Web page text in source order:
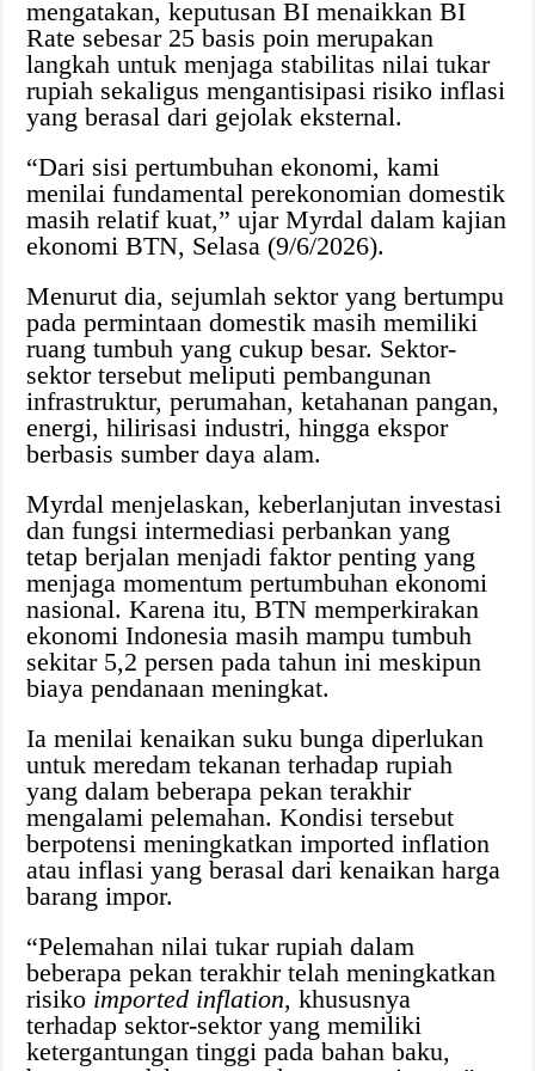
mengatakan, keputusan BI menaikkan BI
Rate sebesar 25 basis poin merupakan
langkah untuk menjaga stabilitas nilai tukar
rupiah sekaligus mengantisipasi risiko inflasi
yang berasal dari gejolak eksternal.
“Dari sisi pertumbuhan ekonomi, kami
menilai fundamental perekonomian domestik
masih relatif kuat,” ujar Myrdal dalam kajian
ekonomi BTN, Selasa (9/6/2026).
Menurut dia, sejumlah sektor yang bertumpu
pada permintaan domestik masih memiliki
ruang tumbuh yang cukup besar. Sektor-
sektor tersebut meliputi pembangunan
infrastruktur, perumahan, ketahanan pangan,
energi, hilirisasi industri, hingga ekspor
berbasis sumber daya alam.
Myrdal menjelaskan, keberlanjutan investasi
dan fungsi intermediasi perbankan yang
tetap berjalan menjadi faktor penting yang
menjaga momentum pertumbuhan ekonomi
nasional. Karena itu, BTN memperkirakan
ekonomi Indonesia masih mampu tumbuh
sekitar 5,2 persen pada tahun ini meskipun
biaya pendanaan meningkat.
Ia menilai kenaikan suku bunga diperlukan
untuk meredam tekanan terhadap rupiah
yang dalam beberapa pekan terakhir
mengalami pelemahan. Kondisi tersebut
berpotensi meningkatkan imported inflation
atau inflasi yang berasal dari kenaikan harga
barang impor.
“Pelemahan nilai tukar rupiah dalam
beberapa pekan terakhir telah meningkatkan
risiko imported inflation, khususnya
terhadap sektor-sektor yang memiliki
ketergantungan tinggi pada bahan baku,